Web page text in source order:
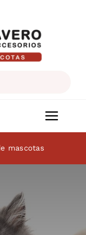
mascotas